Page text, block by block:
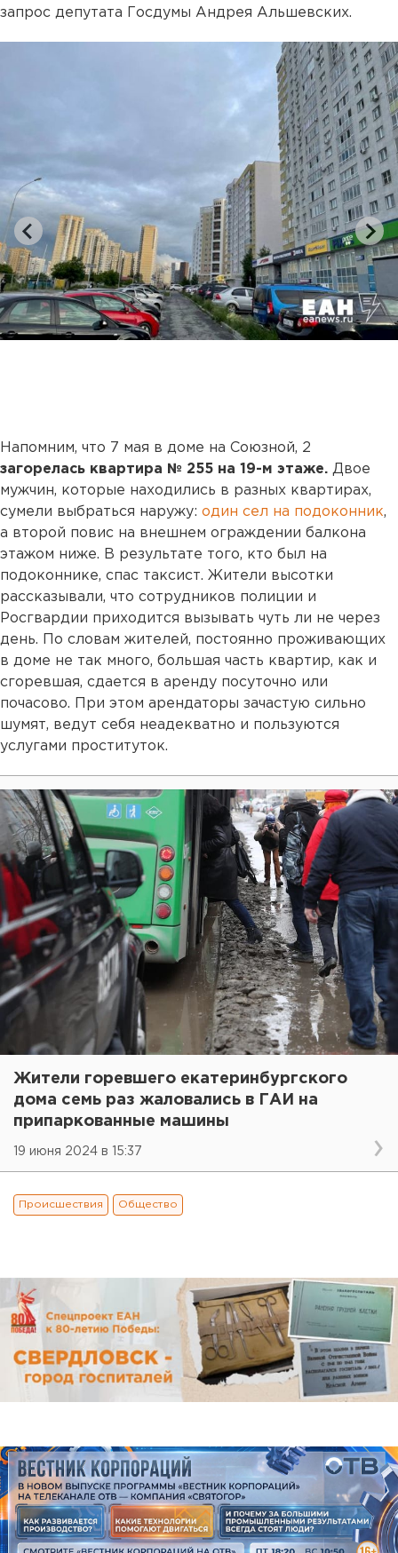
запрос депутата Госдумы Андрея Альшевских.
Напомним, что 7 мая в доме на Союзной, 2
загорелась квартира № 255 на 19-м этаже. Двое
мужчин, которые находились в разных квартирах,
сумели выбраться наружу: один сел на подоконник,
а второй повис на внешнем ограждении балкона
этажом ниже. В результате того, кто был на
подоконнике, спас таксист. Жители высотки
рассказывали, что сотрудников полиции и
Росгвардии приходится вызывать чуть ли не через
день. По словам жителей, постоянно проживающих
в доме не так много, большая часть квартир, как и
сгоревшая, сдается в аренду посуточно или
почасово. При этом арендаторы зачастую сильно
шумят, ведут себя неадекватно и пользуются
услугами проституток.
Жители горевшего екатеринбургского
дома семь раз жаловались в ГАИ на
припаркованные машины
19 июня 2024 в 15:37
Происшествия Общество